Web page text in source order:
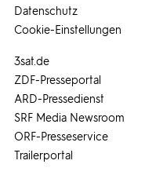
3sat.de
ZDF-Presseportal
ARD-Pressedienst
SRF Media Newsroom
ORF-Presseservice
Trailerportal
Datenschutz
Cookie-Einstellungen